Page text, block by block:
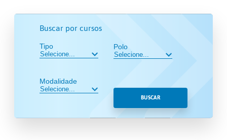
Buscar por cursos
Tipo
Modalidade
Polo
BUSCAR